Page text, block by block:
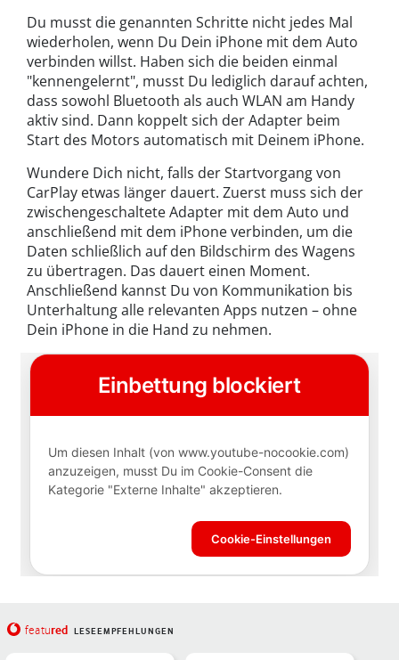
Du musst die genannten Schritte nicht jedes Mal
wiederholen, wenn Du Dein iPhone mit dem Auto
verbinden willst. Haben sich die beiden einmal
"kennengelernt", musst Du lediglich darauf achten,
dass sowohl Bluetooth als auch WLAN am Handy
aktiv sind. Dann koppelt sich der Adapter beim
Start des Motors automatisch mit Deinem iPhone.
Wundere Dich nicht, falls der Startvorgang von
CarPlay etwas länger dauert. Zuerst muss sich der
zwischengeschaltete Adapter mit dem Auto und
anschließend mit dem iPhone verbinden, um die
Daten schließlich auf den Bildschirm des Wagens
zu übertragen. Das dauert einen Moment.
Anschließend kannst Du von Kommunikation bis
Unterhaltung alle relevanten Apps nutzen – ohne
Dein iPhone in die Hand zu nehmen.
featured LESEEMPFEHLUNGEN